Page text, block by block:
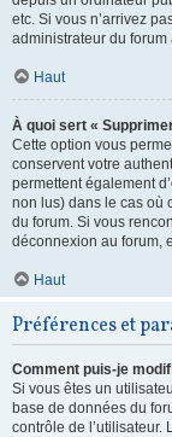
etc. Si vous n’arrivez
administrateur du
Haut
À quoi sert «
Cette option vous
conservent votre
permettent également
non lus) dans le cas où
du forum. Si vous
déconnexion au forum,
Haut
Préférences et
Comment puis-je
Si vous êtes un
base de données du
contrôle de l’utilisateur.